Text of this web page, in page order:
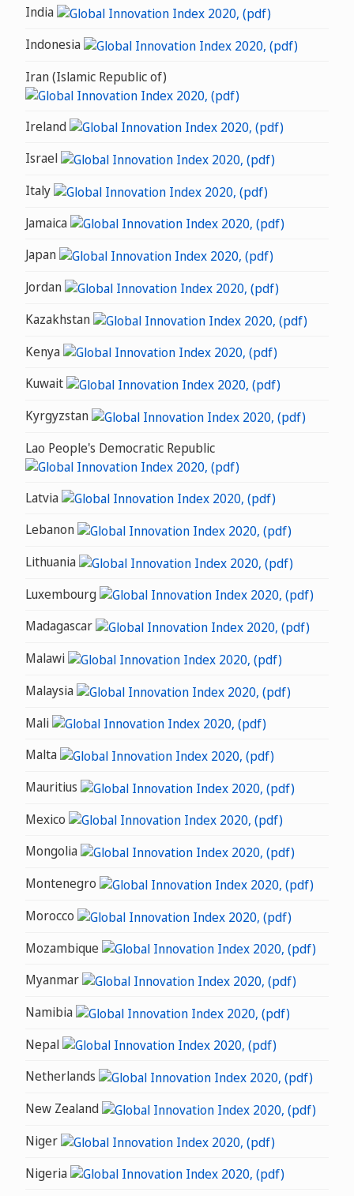
India
Indonesia
Iran (Islamic Republic of)
Ireland
Israel
Italy
Jamaica
Japan
Jordan
Kazakhstan
Kenya
Kuwait
Kyrgyzstan
Lao People's Democratic Republic
Latvia
Lebanon
Lithuania
Luxembourg
Madagascar
Malawi
Malaysia
Mali
Malta
Mauritius
Mexico
Mongolia
Montenegro
Morocco
Mozambique
Myanmar
Namibia
Nepal
Netherlands
New Zealand
Niger
Nigeria